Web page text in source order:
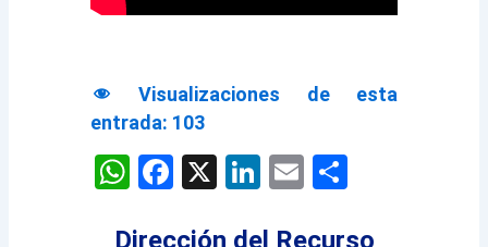
Visualizaciones de esta
entrada: 103
WhatsApp
Facebook
X LinkedIn
Email
Dirección del Recurso